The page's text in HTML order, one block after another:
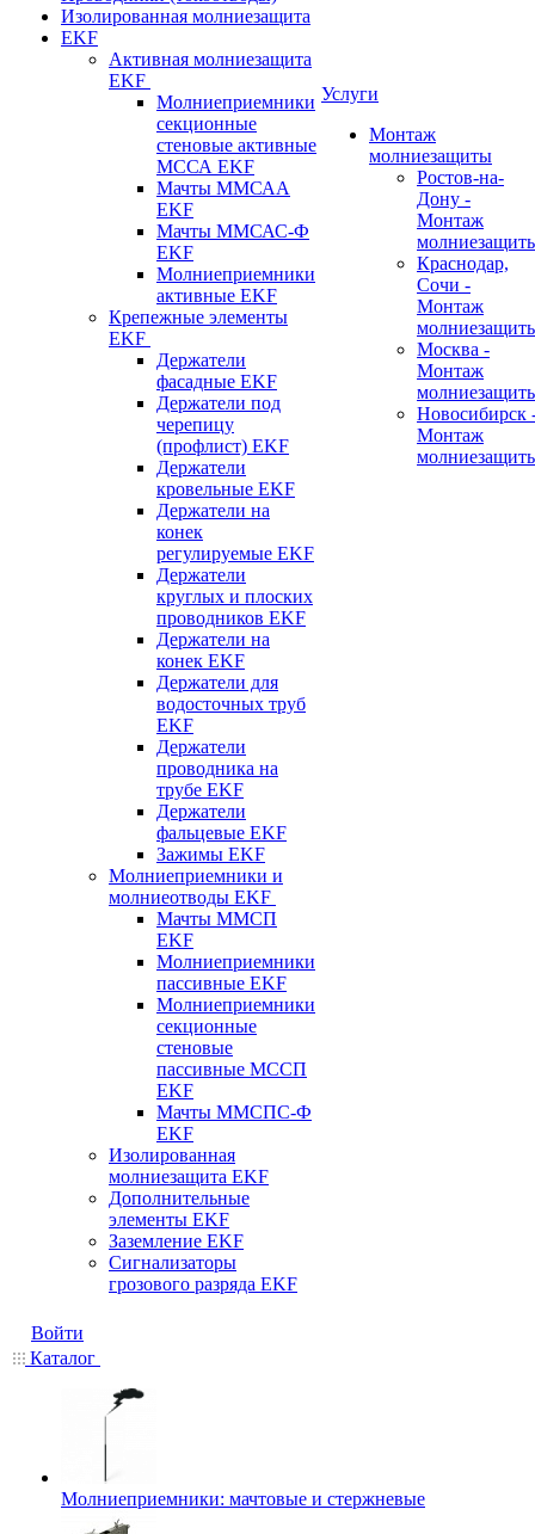
Изолированная молниезащита
EKF
Активная молниезащита
EKF
Молниеприемники
секционные
стеновые активные
МССА EKF
Мачты ММСАА
EKF
Мачты ММСАС-Ф
EKF
Молниеприемники
активные EKF
Крепежные элементы
EKF
Держатели
фасадные EKF
Держатели под
черепицу
(профлист) EKF
Держатели
кровельные EKF
Держатели на
конек
регулируемые EKF
Держатели
круглых и плоских
проводников EKF
Держатели на
конек EKF
Держатели для
водосточных труб
EKF
Держатели
проводника на
трубе EKF
Держатели
фальцевые EKF
Зажимы EKF
Молниеприемники и
молниеотводы EKF
Мачты ММСП
EKF
Молниеприемники
пассивные EKF
Молниеприемники
секционные
стеновые
пассивные МССП
EKF
Мачты ММСПС-Ф
EKF
Изолированная
молниезащита EKF
Дополнительные
элементы EKF
Заземление EKF
Сигнализаторы
грозового разряда EKF
Услуги
Монтаж
молниезащиты
Ростов-на-
Дону -
Монтаж
Краснодар,
Сочи -
Монтаж
Москва -
Монтаж
Новосибирск
Монтаж
Войти
Каталог
Молниеприемники: мачтовые и стержневые